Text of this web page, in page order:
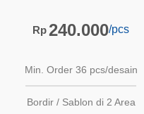
Rp240.000/pcs
Min. Order 36 pcs/desain
Bordir / Sablon di 2 Area